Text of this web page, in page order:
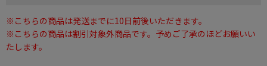
※こちらの商品は発送までに10日前後いただきます。
※こちらの商品は割引対象外商品です。予めご了承のほどお願いい
たします。